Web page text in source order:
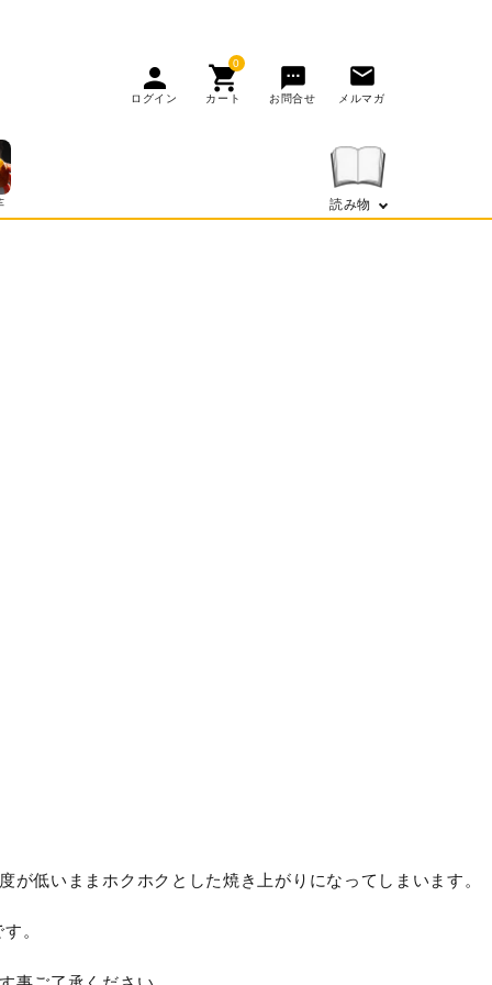
person
ログイン
shopping_cart
カート
0
sms
お問合せ
mail
メルマガ
読み物
低いままホクホクとした焼き上がりになってしまいます。
。